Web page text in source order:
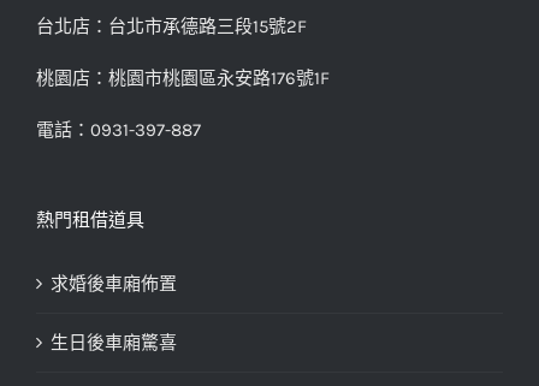
台北店：台北市承德路三段15號2F
桃園店：桃園市桃園區永安路176號1F
電話：0931-397-887
熱門租借道具
求婚後車廂佈置
生日後車廂驚喜